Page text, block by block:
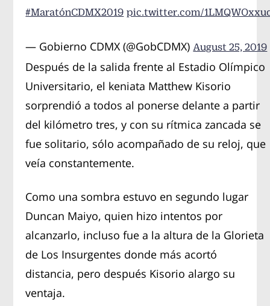
#MaratónCDMX2019 pic.twitter.com/
— Gobierno CDMX (@GobCDMX) August 25, 2019
Después de la salida frente al Estadio Olímpico
Universitario, el keniata Matthew Kisorio
sorprendió a todos al ponerse delante a partir
del kilómetro tres, y con su rítmica zancada se
fue solitario, sólo acompañado de su reloj, que
veía constantemente.
Como una sombra estuvo en segundo lugar
Duncan Maiyo, quien hizo intentos por
alcanzarlo, incluso fue a la altura de la Glorieta
de Los Insurgentes donde más acortó
distancia, pero después Kisorio alargo su
ventaja.